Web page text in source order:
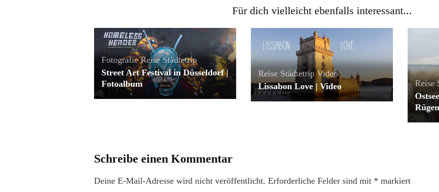
Für dich vielleicht ebenfalls interessant...
Fotografie Reise Städtetrip
Street Art Festival in Düsseldorf |
Fotoalbum
Reise Städtetrip Video
Lissabon Love | Video
Reise
Schreibe einen Kommentar
Deine E-Mail-Adresse wird nicht veröffentlicht. Erforderliche Felder sind mit * markiert